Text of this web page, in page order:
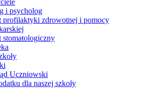
i psycholog
profilaktyki zdrowotnej i pomocy
stomatologiczny
Uczniowski
dla naszej szkoły